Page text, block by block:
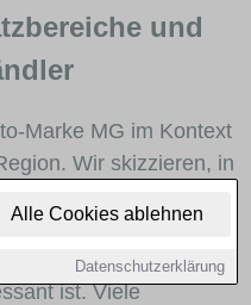
Alle Cookies ablehnen
Datenschutzerklärung
und
Marke MG im Kontext
Wir skizzieren, in
stark vertreten ist,
Stadt- und
und für welche
ist. Viele